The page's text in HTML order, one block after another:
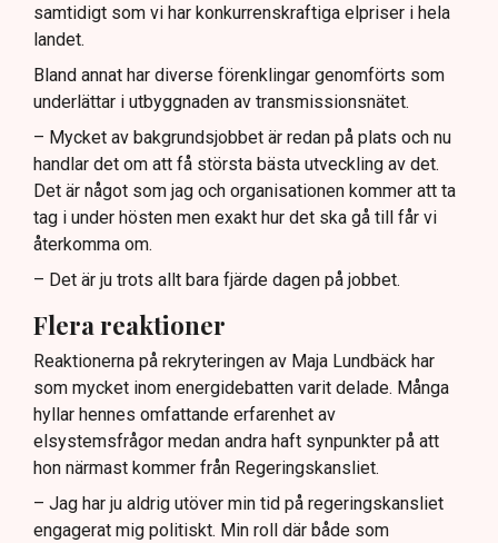
samtidigt som vi har konkurrenskraftiga elpriser i hela
landet.
Bland annat har diverse förenklingar genomförts som
underlättar i utbyggnaden av transmissionsnätet.
– Mycket av bakgrundsjobbet är redan på plats och nu
handlar det om att få största bästa utveckling av det.
Det är något som jag och organisationen kommer att ta
tag i under hösten men exakt hur det ska gå till får vi
återkomma om.
– Det är ju trots allt bara fjärde dagen på jobbet.
Flera reaktioner
Reaktionerna på rekryteringen av Maja Lundbäck har
som mycket inom energidebatten varit delade. Många
hyllar hennes omfattande erfarenhet av
elsystemsfrågor medan andra haft synpunkter på att
hon närmast kommer från Regeringskansliet.
– Jag har ju aldrig utöver min tid på regeringskansliet
engagerat mig politiskt. Min roll där både som